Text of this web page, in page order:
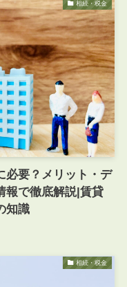
相続・税金
必要？メリット・デ
報で徹底解説|賃貸
知識
相続・税金